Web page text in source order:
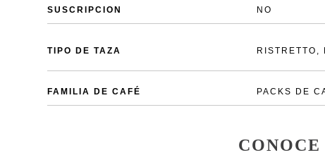
SUSCRIPCION NO
TIPO DE TAZA RISTRETTO,
FAMILIA DE CAFÉ PACKS DE